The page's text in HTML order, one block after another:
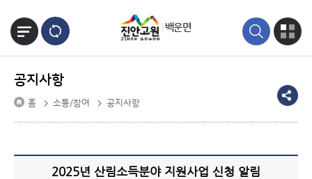
백운면
공지사항
홈 소통/참여 공지사항
2025년 산림소득분야 지원사업 신청 알림